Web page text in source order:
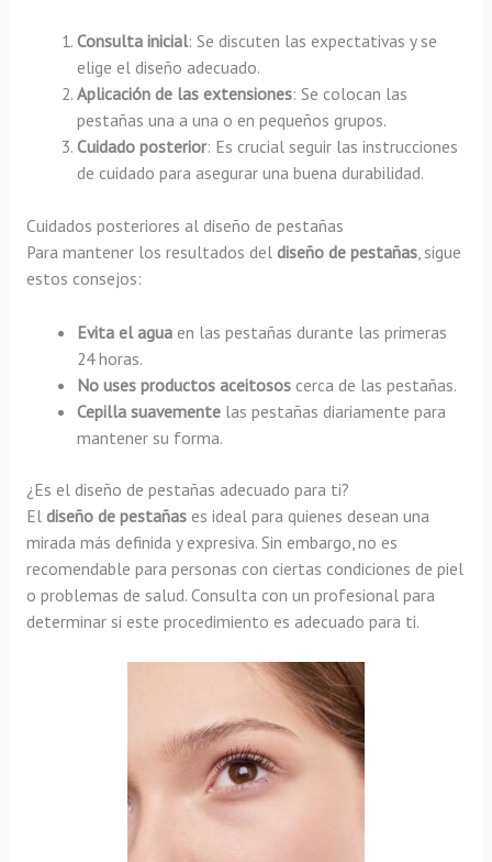
Consulta inicial: Se discuten las expectativas y se
elige el diseño adecuado.
Aplicación de las extensiones: Se colocan las
pestañas una a una o en pequeños grupos.
Cuidado posterior: Es crucial seguir las instrucciones
de cuidado para asegurar una buena durabilidad.
Cuidados posteriores al diseño de pestañas
Para mantener los resultados del diseño de pestañas, sigue
estos consejos:
Evita el agua en las pestañas durante las primeras
24 horas.
No uses productos aceitosos cerca de las pestañas.
Cepilla suavemente las pestañas diariamente para
mantener su forma.
¿Es el diseño de pestañas adecuado para ti?
El diseño de pestañases ideal para quienes desean una
mirada más definida y expresiva. Sin embargo, no es
recomendable para personas con ciertas condiciones de piel
o problemas de salud. Consulta con un profesional para
determinar si este procedimiento es adecuado para ti.